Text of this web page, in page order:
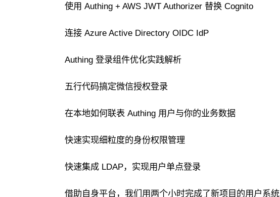
使用 Authing + AWS JWT Authorizer 替换 Cognito
连接 Azure Active Directory OIDC IdP
Authing 登录组件优化实践解析
五行代码搞定微信授权登录
在本地如何联表 Authing 用户与你的业务数据
快速实现细粒度的身份权限管理
快速集成 LDAP，实现用户单点登录
借助自身平台，我们用两个小时完成了新项目的用户系统